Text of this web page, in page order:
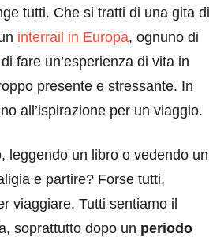
tutti. Che si tratti di una gita di
interrail in Europa, ognuno di
fare un’esperienza di vita in
presente e stressante. In
all’ispirazione per un viaggio.
leggendo un libro o vedendo un
e partire? Forse tutti,
viaggiare. Tutti sentiamo il
soprattutto dopo un periodo